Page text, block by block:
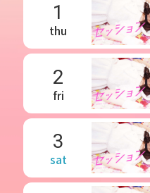
1
thu
2
fri
3
sat